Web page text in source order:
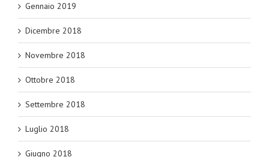
Gennaio 2019
Dicembre 2018
Novembre 2018
Ottobre 2018
Settembre 2018
Luglio 2018
Giugno 2018